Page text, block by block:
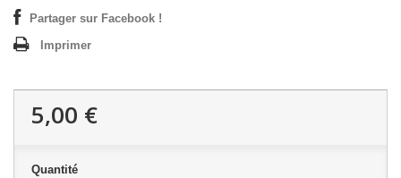
Partager sur Facebook !
Imprimer
5,00 €
Quantité